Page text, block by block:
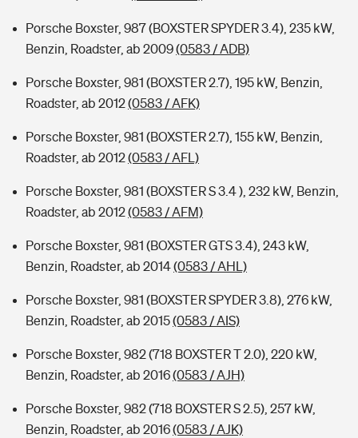
Porsche Boxster, 987 (BOXSTER SPYDER 3.4), 235 kW,
Benzin, Roadster, ab 2009(0583 / ADB)
Porsche Boxster, 981 (BOXSTER 2.7), 195 kW, Benzin,
Roadster, ab 2012(0583 / AFK)
Porsche Boxster, 981 (BOXSTER 2.7), 155 kW, Benzin,
Roadster, ab 2012(0583 / AFL)
Porsche Boxster, 981 (BOXSTER S 3.4 ), 232 kW, Benzin,
Roadster, ab 2012(0583 / AFM)
Porsche Boxster, 981 (BOXSTER GTS 3.4), 243 kW,
Benzin, Roadster, ab 2014(0583 / AHL)
Porsche Boxster, 981 (BOXSTER SPYDER 3.8), 276 kW,
Benzin, Roadster, ab 2015(0583 / AIS)
Porsche Boxster, 982 (718 BOXSTER T 2.0), 220 kW,
Benzin, Roadster, ab 2016(0583 / AJH)
Porsche Boxster, 982 (718 BOXSTER S 2.5), 257 kW,
Benzin, Roadster, ab 2016(0583 / AJK)